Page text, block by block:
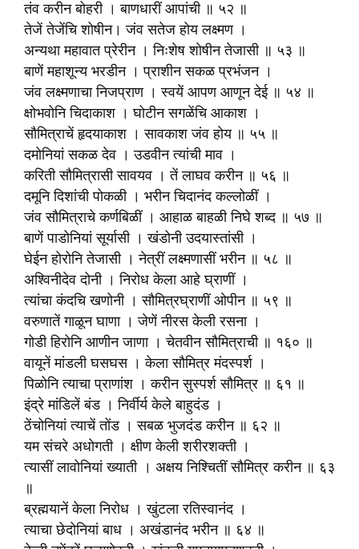
तंव करीन बोहरी । बाणधारीं आपांची ॥ ५२ ॥
तेजें तेजेंचि शोषीन। जंव सतेज होय लक्ष्मण ।
अन्यथा महावात प्रेरीन । निःशेष शोषीन तेजासी ॥ ५३ ॥
बाणें महाशून्य भरडीन । प्राशीन सकळ प्रभंजन ।
जंव लक्ष्मणाचा निजप्राण । स्वयें आपण आणून देई ॥ ५४ ॥
क्षोभवोनि चिदाकाश । घोटीन सगळेंचि आकाश ।
सौ‍मित्राचें हृदयाकाश । सावकाश जंव होय ॥ ५५ ॥
दमोनियां सकळ देव । उडवीन त्यांची माव ।
करिती सौ‍मित्रासी सावयव । तें लाघव करीन ॥ ५६ ॥
दमूनि दिशांची पोकळी । भरीन चिदानंद कल्लोळीं ।
जंव सौ‍मित्राचे कर्णबिळीं । आहाळ बाहळी निघे शब्द ॥ ५७ ॥
बाणें पाडोनियां सूर्यासी । खंडोनी उदयास्तांसी ।
घेईन होरोनि तेजासी । नेत्रीं लक्ष्मणासीं भरीन ॥ ५८ ॥
अश्विनीदेव दोनी । निरोध केला आहे घ्राणीं ।
त्यांचा कंदचि खणोनी । सौ‍मित्रघ्राणीं ओपीन ॥ ५९ ॥
वरुणातें गाळून घाणा । जेणें नीरस केली रसना ।
गोडी हिरोनि आणीन जाणा । चेतवीन सौ‍मित्राची ॥ १६० ॥
वायूनें मांडली घसघस । केला सौ‍मित्र मंदस्पर्श ।
पिळोनि त्याचा प्राणांश । करीन सुस्पर्श सौ‍मित्र ॥ ६१ ॥
इंद्रे मांडिलें बंड । निर्वीर्य केले बाहुदंड ।
ठेंचोनियां त्याचें तोंड । सबळ भुजदंड करीन ॥ ६२ ॥
यम संचरे अधोगती । क्षीण केली शरीरशक्ती ।
त्यासीं लावोनियां ख्याती । अक्षय निश्चितीं सौ‍मित्र करीन ॥ ६३
॥
ब्रह्मयानें केला निरोध । खुंटला रतिस्वानंद ।
त्याचा छेदोनियां बाध । अखंडानंद भरीन ॥ ६४ ॥